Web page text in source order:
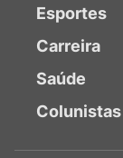
Esportes
Carreira
Saúde
Colunistas